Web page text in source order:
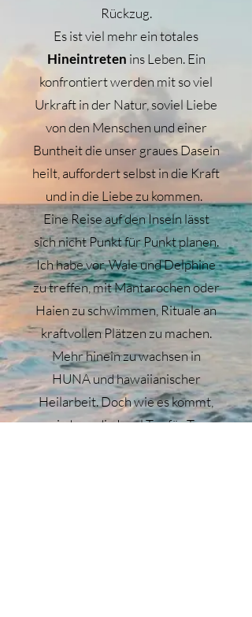
Rückzug.
Es ist viel mehr ein totales
Hineintreten ins Leben. Ein
konfrontiert werden mit so viel
Urkraft in der Natur, soviel Liebe
von den Menschen und einer
Buntheit die unser graues Dasein
heilt, auffordert selbst in die Kraft
und in die Liebe zu kommen.
Eine Reise auf den Inseln lässt
sich nicht Punkt für Punkt planen.
Ich habe vor, Wale und Delphine
zu treffen, mit Mantarochen oder
Haien zu schwimmen, Rituale an
kraftvollen Plätzen zu machen.
Mehr hinein zu wachsen in
HUNA und hawaiianischer
Heilarbeit. Doch wie es kommt,
wird uns die Insel Tag für Tag